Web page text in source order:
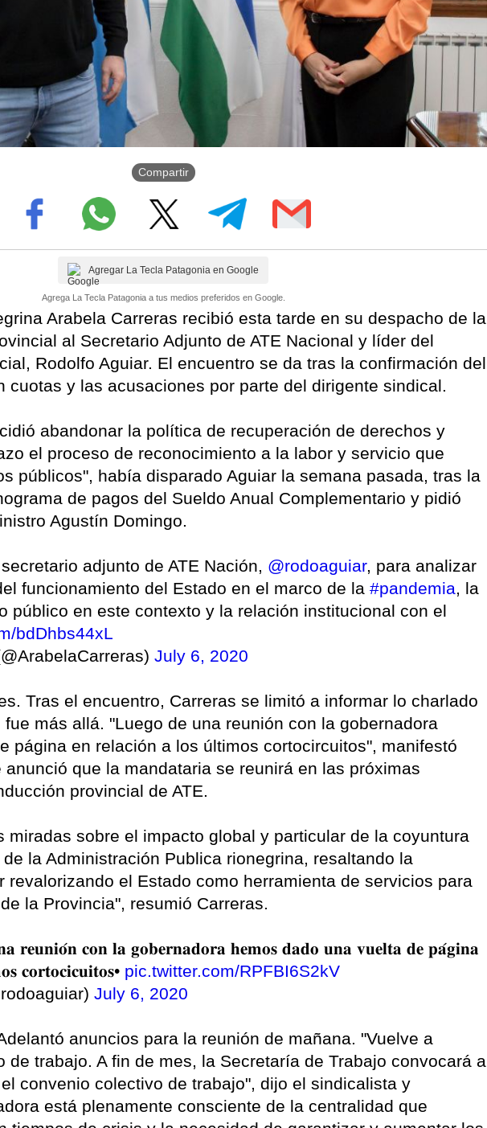
Compartir
Agregar La Tecla Patagonia en Google
Agrega La Tecla Patagonia a tus medios preferidos en Google.
Arabela Carreras recibió esta tarde en su despacho de la
al Secretario Adjunto de ATE Nacional y líder del
Rodolfo Aguiar. El encuentro se da tras la confirmación del
cuotas y las acusaciones por parte del dirigente sindical.
abandonar la política de recuperación de derechos y
el proceso de reconocimiento a la labor y servicio que
públicos", había disparado Aguiar la semana pasada, tras la
de pagos del Sueldo Anual Complementario y pidió
Agustín Domingo.
adjunto de ATE Nación, @rodoaguiar, para analizar
funcionamiento del Estado en el marco de la #pandemia, la
público en este contexto y la relación institucional con el
bdDhbs44xL
July 6, 2020
Tras el encuentro, Carreras se limitó a informar lo charlado
más allá. "Luego de una reunión con la gobernadora
página en relación a los últimos cortocircuitos", manifestó
que la mandataria se reunirá en las próximas
provincial de ATE.
miradas sobre el impacto global y particular de la coyuntura
la Administración Publica rionegrina, resaltando la
revalorizando el Estado como herramienta de servicios para
la Provincia", resumió Carreras.
𝐫𝐞𝐮𝐧𝐢𝐨́𝐧 𝐜𝐨𝐧 𝐥𝐚 𝐠𝐨𝐛𝐞𝐫𝐧𝐚𝐝𝐨𝐫𝐚 𝐡𝐞𝐦𝐨𝐬 𝐝𝐚𝐝𝐨 𝐮𝐧𝐚 𝐯𝐮𝐞𝐥𝐭𝐚 𝐝𝐞 𝐩𝐚́𝐠𝐢𝐧𝐚
𝐜𝐨𝐫𝐭𝐨𝐜𝐢𝐜𝐮𝐢𝐭𝐨𝐬• pic.twitter.com/RPFBI6S2kV
July 6, 2020
anuncios para la reunión de mañana. "Vuelve a
de trabajo. A fin de mes, la Secretaría de Trabajo convocará a
convenio colectivo de trabajo", dijo el sindicalista y
está plenamente consciente de la centralidad que